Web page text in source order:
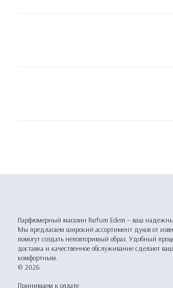
Парфюмерный магазин Parfum Edem – ваш
Мы предлагаем широкий ассортимент духов от
помогут создать неповторимый образ. Удобный
доставка и качественное обслуживание сделают
комфортным.
© 2026
Принимаем к оплате